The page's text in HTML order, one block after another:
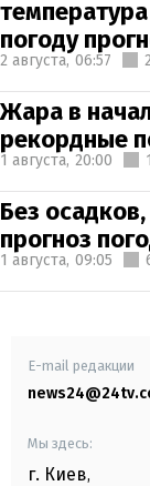
погоду
2 августа, 06:57
Жара в
рекордные
1 августа, 20:00
Без
прогноз
1 августа, 09:05
E-mail редакции
Мы здесь:
г. Киев,